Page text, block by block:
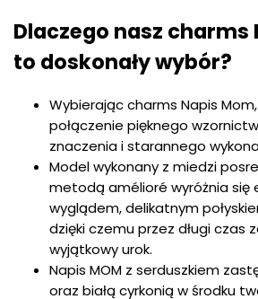
Dlaczego nasz charms
to doskonały wybór?
Wybierając charms Napis
połączenie pięknego
znaczenia i starannego
Model wykonany z miedzi
metodą amélioré wyróżnia się
wyglądem, delikatnym
dzięki czemu przez długi czas
wyjątkowy urok.
Napis MOM z serduszkiem
oraz białą cyrkonią w środku